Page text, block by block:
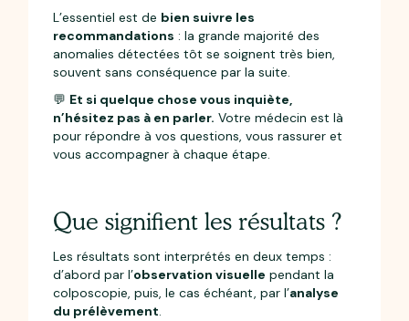
L’essentiel est de bien suivre les
recommandations : la grande majorité des
anomalies détectées tôt se soignent très bien,
souvent sans conséquence par la suite.
💬 Et si quelque chose vous inquiète,
n’hésitez pas à en parler. Votre médecin est là
pour répondre à vos questions, vous rassurer et
vous accompagner à chaque étape.
Que signifient les résultats ?
Les résultats sont interprétés en deux temps :
d’abord par l’observation visuelle pendant la
colposcopie, puis, le cas échéant, par l’analyse
du prélèvement.